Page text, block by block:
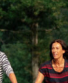
en
ons DNA.
gasten,
overzicht